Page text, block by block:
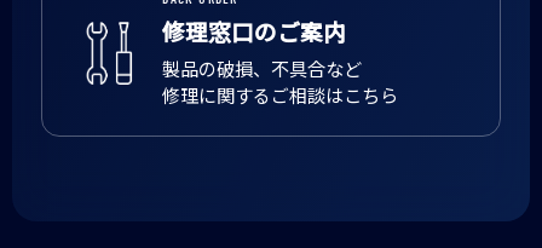
修理窓口のご案内
製品の破損、不具合など
修理に関するご相談はこちら